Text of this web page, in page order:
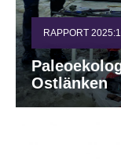
RAPPORT
Ostlänken